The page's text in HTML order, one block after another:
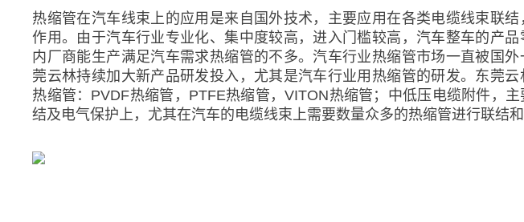
热缩管在汽车线束上的应用是来自国外技术，主要应用在各类电缆线束联
作用。由于汽车行业专业化、集中度较高，进入门槛较高，汽车整车的产品
内厂商能生产满足汽车需求热缩管的不多。汽车行业热缩管市场一直被国
莞云林持续加大新产品研发投入，尤其是汽车行业用热缩管的研发。东莞
热缩管：PVDF热缩管，PTFE热缩管，VITON热缩管；中低压电缆附件，
结及电气保护上，尤其在汽车的电缆线束上需要数量众多的热缩管进行联结和